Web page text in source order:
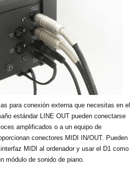
para conexión externa que necesitas en el
estándar LINE OUT pueden conectarse
amplificados o a un equipo de
conectores MIDI IN/OUT. Pueden
MIDI al ordenador y usar el D1 como
módulo de sonido de piano.